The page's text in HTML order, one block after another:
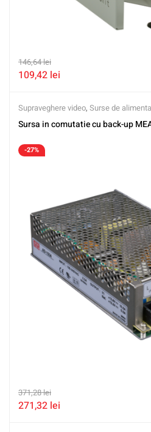
146,64lei
109,42 lei
Supraveghere video, Surse de
Sursa in comutatie cu back-up
-27%
371,28lei
271,32 lei